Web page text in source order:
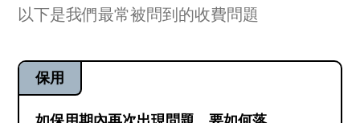
以下是我們最常被問到的收費問題
保用